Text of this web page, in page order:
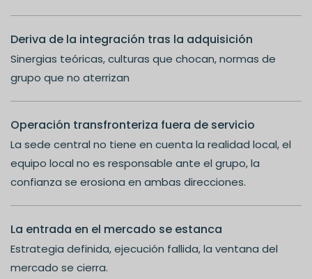
Deriva de la integración tras la adquisición
Sinergias teóricas, culturas que chocan, normas de
grupo que no aterrizan
Operación transfronteriza fuera de servicio
La sede central no tiene en cuenta la realidad local, el
equipo local no es responsable ante el grupo, la
confianza se erosiona en ambas direcciones.
La entrada en el mercado se estanca
Estrategia definida, ejecución fallida, la ventana del
mercado se cierra.